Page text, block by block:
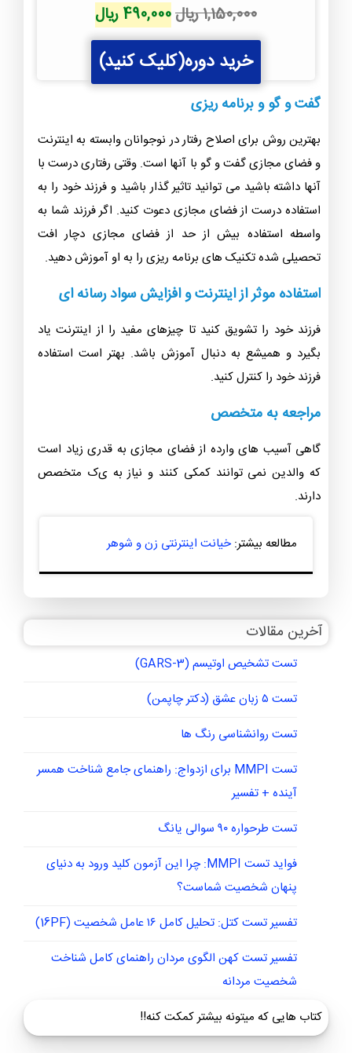
1,150,000ریالقیمت
اصلی
1,150,000 ریال
بود.
490,000ریال
فعلی
است.
خرید دوره(کلیک کنید)
گفت و گو و برنامه ریزی
بهترین روش برای اصلاح رفتار در نوجوانان وابسته به اینترنت
و فضای مجازی گفت و گو با آنها است‌. وقتی رفتاری درست با
آنها داشته باشید می توانید تاثیر گذار باشید و فرزند خود را به
استفاده درست از فضای مجازی دعوت کنید. اگر فرزند شما به
واسطه استفاده بیش از حد از فضای مجازی دچار افت
تحصیلی شده تکنیک های برنامه ریزی را به او آموزش دهید.
استفاده موثر از اینترنت و افزایش سواد رسانه ای
فرزند خود را تشویق کنید تا چیزهای مفید را از اینترنت یاد
بگیرد و همیشع به دنبال آموزش باشد. بهتر است استفاده
فرزند خود را کنترل کنید.
مراجعه به متخصص
گاهی آسیب های وارده از فضای مجازی به قدری زیاد است
که والدین نمی توانند کمکی کنند و نیاز به ی‌ک متخصص
دارند.
مطالعه بیشتر:خیانت اینترنتی زن و شوهر
آخرین مقالات
تست تشخیص اوتیسم (GARS-3)
تست ۵ زبان عشق (دکتر چاپمن)
تست روانشناسی رنگ ها
تست MMPI برای ازدواج: راهنمای جامع شناخت همسر
آینده + تفسیر
تست طرحواره ۹۰ سوالی یانگ
فواید تست MMPI: چرا این آزمون کلید ورود به دنیای
پنهان شخصیت شماست؟
تفسیر تست کتل: تحلیل کامل ۱۶ عامل شخصیت (16PF)
تفسیر تست کهن الگوی مردان راهنمای کامل شناخت
شخصیت مردانه
کتاب هایی که میتونه بیشتر کمکت کنه!!